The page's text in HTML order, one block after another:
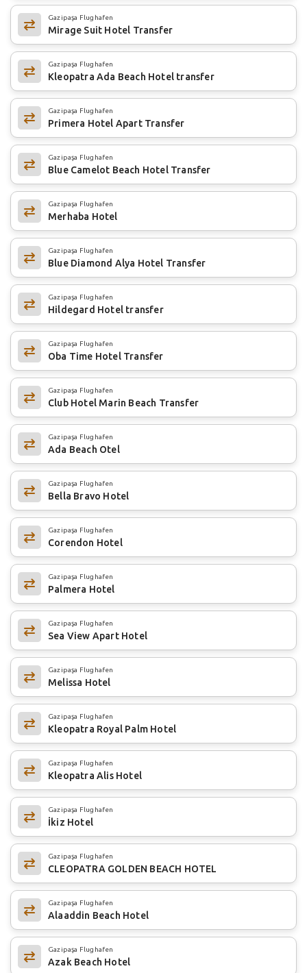
Gazipaşa Flughafen
Mirage Suit Hotel Transfer
Gazipaşa Flughafen
Kleopatra Ada Beach Hotel transfer
Gazipaşa Flughafen
Primera Hotel Apart Transfer
Gazipaşa Flughafen
Blue Camelot Beach Hotel Transfer
Gazipaşa Flughafen
Merhaba Hotel
Gazipaşa Flughafen
Blue Diamond Alya Hotel Transfer
Gazipaşa Flughafen
Hildegard Hotel transfer
Gazipaşa Flughafen
Oba Time Hotel Transfer
Gazipaşa Flughafen
Club Hotel Marin Beach Transfer
Gazipaşa Flughafen
Ada Beach Otel
Gazipaşa Flughafen
Bella Bravo Hotel
Gazipaşa Flughafen
Corendon Hotel
Gazipaşa Flughafen
Palmera Hotel
Gazipaşa Flughafen
Sea View Apart Hotel
Gazipaşa Flughafen
Melissa Hotel
Gazipaşa Flughafen
Kleopatra Royal Palm Hotel
Gazipaşa Flughafen
Kleopatra Alis Hotel
Gazipaşa Flughafen
İkiz Hotel
Gazipaşa Flughafen
CLEOPATRA GOLDEN BEACH HOTEL
Gazipaşa Flughafen
Alaaddin Beach Hotel
Gazipaşa Flughafen
Azak Beach Hotel